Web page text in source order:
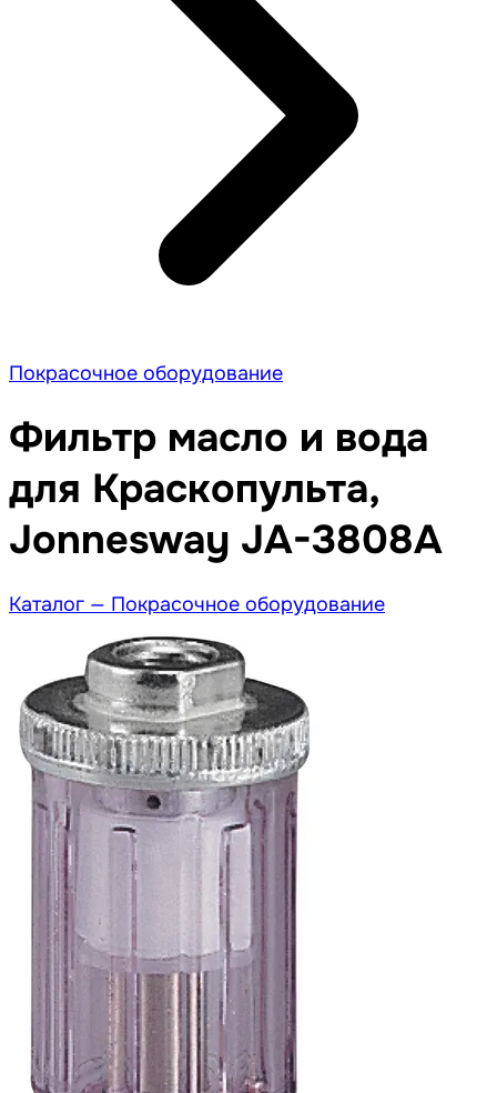
Покрасочное оборудование
Фильтр масло и вода
для Краскопульта,
Jonnesway JA-3808A
Каталог — Покрасочное оборудование